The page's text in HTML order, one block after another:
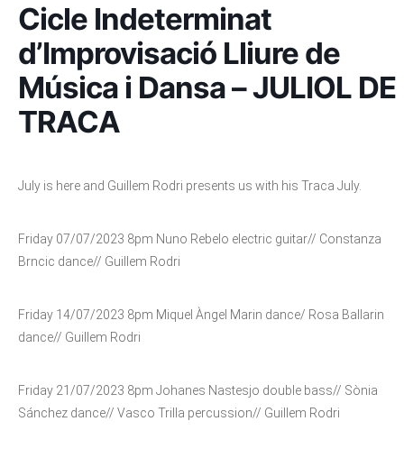
Cicle Indeterminat
d’Improvisació Lliure de
Música i Dansa – JULIOL DE
TRACA
July is here and Guillem Rodri presents us with his Traca July.
Friday 07/07/2023 8pm Nuno Rebelo electric guitar// Constanza
Brncic dance// Guillem Rodri
Friday 14/07/2023 8pm Miquel Àngel Marin dance/ Rosa Ballarin
dance// Guillem Rodri
Friday 21/07/2023 8pm Johanes Nastesjo double bass// Sònia
Sánchez dance// Vasco Trilla percussion// Guillem Rodri